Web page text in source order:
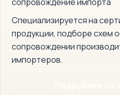
Специализируется на
продукции, подборе схем
сопровождении
импортеров.